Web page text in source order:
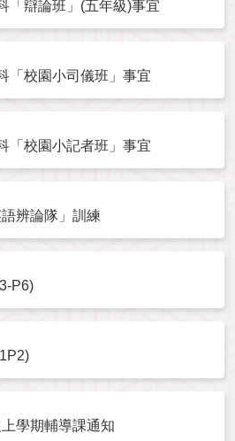
「辯論班」(五年級)事宜
「校園小司儀班」事宜
「校園小記者班」事宜
辨論隊」訓練
P6)
學期輔導課通知